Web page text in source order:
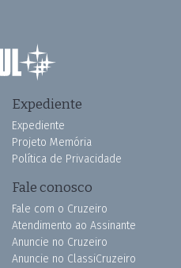
Expediente
Expediente
Projeto Memória
Política de Privacidade
Fale conosco
Fale com o Cruzeiro
Atendimento ao Assinante
Anuncie no Cruzeiro
Anuncie no ClassiCruzeiro